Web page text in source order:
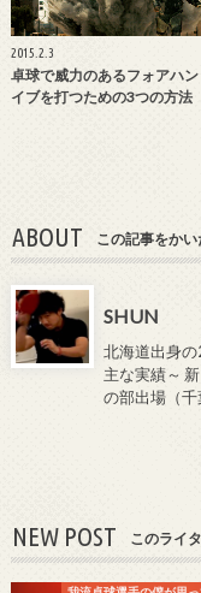
2015.2.3
卓球で威力のあるフォアハ
イブを打つための3つの方法
ABOUT この記事をかい
SHUN
北海道出身
主な実績～
の部出場（千
NEW POST このライ